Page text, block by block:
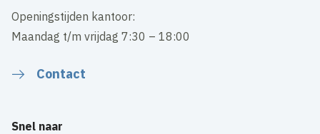
Openingstijden kantoor:
Maandag t/m vrijdag 7:30 – 18:00
Contact
Snel naar